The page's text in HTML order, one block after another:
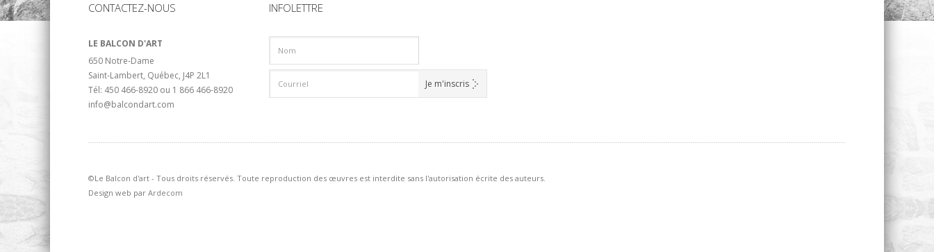
CONTACTEZ-NOUS
LE BALCON D'ART
650 Notre-Dame
Saint-Lambert, Québec, J4P 2L1
Tél: 450 466-8920 ou 1 866 466-8920
info@balcondart.com
INFOLETTRE
©Le Balcon d'art - Tous droits réservés. Toute reproduction des œuvres est interdite sans l'autorisation écrite des auteurs.
Design web par Ardecom